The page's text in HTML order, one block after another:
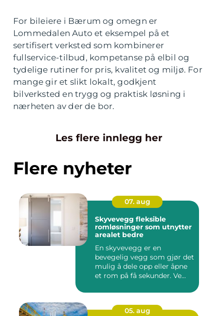
For bileiere i Bærum og omegn er
Lommedalen Auto et eksempel på et
sertifisert verksted som kombinerer
fullservice-tilbud, kompetanse på elbil og
tydelige rutiner for pris, kvalitet og miljø. For
mange gir et slikt lokalt, godkjent
bilverksted en trygg og praktisk løsning i
nærheten av der de bor.
Les flere innlegg her
Flere nyheter
07. aug
Skyvevegg fleksible
romløsninger som utnytter
arealet bedre
En skyvevegg er en
bevegelig vegg som gjør det
mulig å dele opp eller åpne
et rom på få sekunder. Ve...
05. aug